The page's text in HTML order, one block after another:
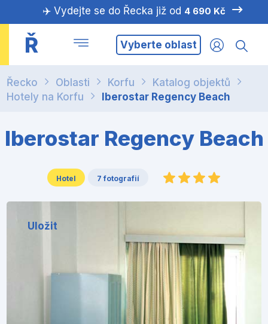
✈️ Vydejte se do Řecka již od 4 690 Kč
Ř Vyberte oblast
Řecko Oblasti Korfu
Katalog objektů
Hotely na Korfu
Iberostar Regency Beach
Iberostar Regency Beach
Hotel 7 fotografií
Uložit